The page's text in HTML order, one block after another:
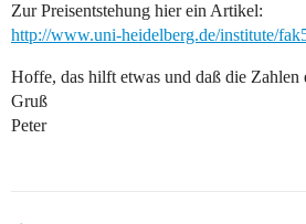
Zur Preisentstehung hier ein Artikel:
http://www.uni-heidelberg.de/institute/
Hoffe, das hilft etwas und daß die Zahlen
Gruß
Peter